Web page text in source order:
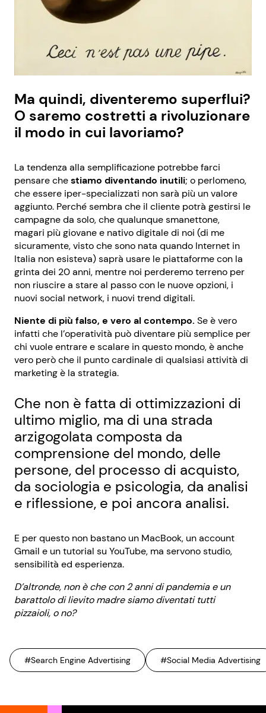
Ma quindi, diventeremo superflui?
O saremo costretti a rivoluzionare
il modo in cui lavoriamo?
La tendenza alla semplificazione potrebbe farci
pensare chestiamo diventando inutili; o perlomeno,
che essere iper-specializzati non sarà più un valore
aggiunto. Perché sembra che il cliente potrà gestirsi le
campagne da solo, che qualunque smanettone,
magari più giovane e nativo digitale di noi (di me
sicuramente, visto che sono nata quando Internet in
Italia non esisteva) saprà usare le piattaforme con la
grinta dei 20 anni, mentre noi perderemo terreno per
non riuscire a stare al passo con le nuove opzioni, i
nuovi social network, i nuovi trend digitali.
Niente di più falso, e vero al contempo. Se è vero
infatti che l’operatività può diventare più semplice per
chi vuole entrare e scalare in questo mondo, è anche
vero però che il punto cardinale di qualsiasi attività di
marketing è la strategia.
Che non è fatta di ottimizzazioni di
ultimo miglio, ma di una strada
arzigogolata composta da
comprensione del mondo, delle
persone, del processo di acquisto,
da sociologia e psicologia, da analisi
e riflessione, e poi ancora analisi.
E per questo non bastano un MacBook, un account
Gmail e un tutorial su YouTube, ma servono studio,
sensibilità ed esperienza.
D’altronde, non è che con 2 anni di pandemia e un
barattolo di lievito madre siamo diventati tutti
pizzaioli, o no?
#Search Engine Advertising #Social Media Advertising